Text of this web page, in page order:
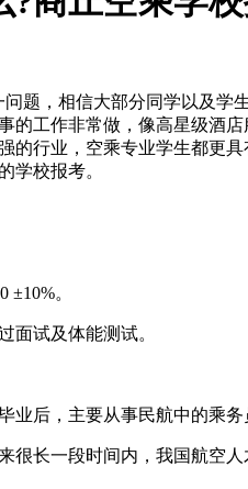
题，相信大部分同学以及
的工作非常做，像高星级酒
的行业，空乘专业学生都更
学校报考。
。
面试及体能测试。
后，主要从事民航中的乘务
很长一段时间内，我国航空